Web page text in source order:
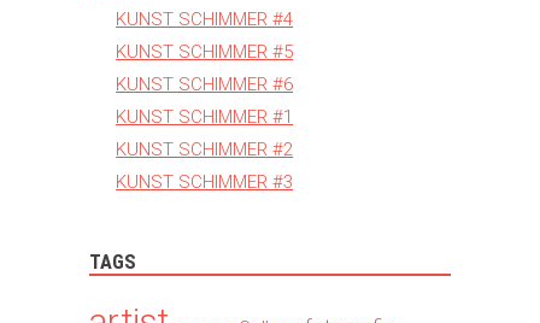
KUNST SCHIMMER #4
KUNST SCHIMMER #5
KUNST SCHIMMER #6
KUNST SCHIMMER #1
KUNST SCHIMMER #2
KUNST SCHIMMER #3
TAGS